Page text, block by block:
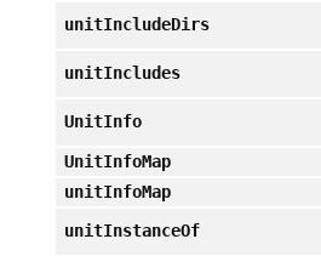
unitIncludeDirs
unitIncludes
UnitInfo
UnitInfoMap
unitInfoMap
unitInstanceOf